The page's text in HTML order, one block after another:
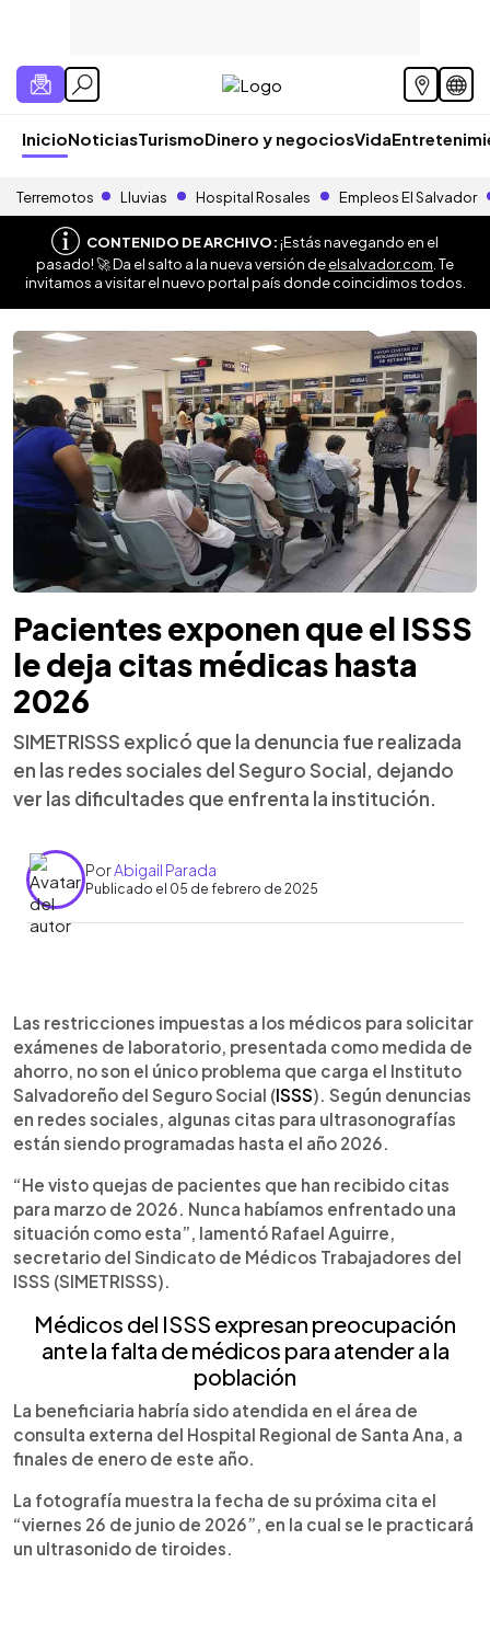
InicioNoticiasTurismoDinero y negociosVida
Terremotos Lluvias Hospital Rosales Empleos El Salvador
CONTENIDO DE ARCHIVO:¡Estás navegando en el
pasado! 🚀 Da el salto a la nueva versión deelsalvador.com . Te
invitamos a visitar el nuevo portal país donde coincidimos todos.
Pacientes exponen que el ISSS
le deja citas médicas hasta
2026
SIMETRISSS explicó que la denuncia fue realizada
en las redes sociales del Seguro Social, dejando
ver las dificultades que enfrenta la institución.
PorAbigail Parada
Publicado el 05 de febrero de 2025
Escuchar artículo
Las restricciones impuestas a los médicos para solicitar
exámenes de laboratorio, presentada como medida de
ahorro, no son el único problema que carga el Instituto
Salvadoreño del Seguro Social (ISSS). Según denuncias
en redes sociales, algunas citas para ultrasonografías
están siendo programadas hasta el año 2026.
“He visto quejas de pacientes que han recibido citas
para marzo de 2026. Nunca habíamos enfrentado una
situación como esta”, lamentó Rafael Aguirre,
secretario del Sindicato de Médicos Trabajadores del
ISSS (SIMETRISSS).
Médicos del ISSS expresan preocupación
ante la falta de médicos para atender a la
población
La beneficiaria habría sido atendida en el área de
consulta externa del Hospital Regional de Santa Ana, a
finales de enero de este año.
La fotografía muestra la fecha de su próxima cita el
“viernes 26 de junio de 2026”, en la cual se le practicará
un ultrasonido de tiroides.